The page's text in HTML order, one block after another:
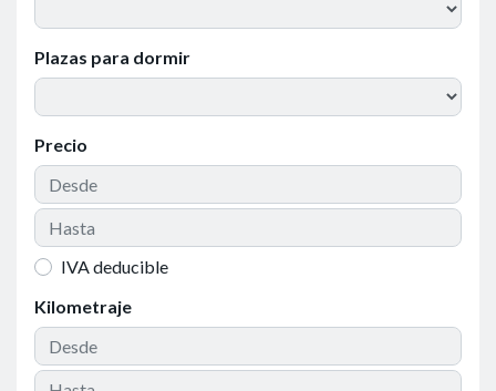
Plazas para dormir
Precio
IVA deducible
Kilometraje